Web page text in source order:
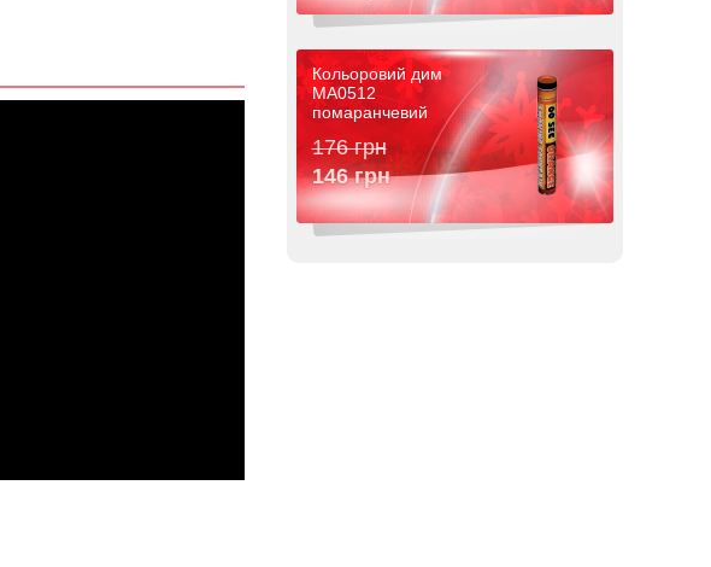
Кольоровий дим
MA0512
помаранчевий
176 грн
146 грн